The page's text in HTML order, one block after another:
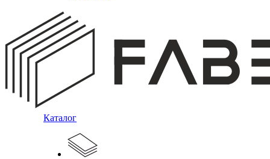
Каталог